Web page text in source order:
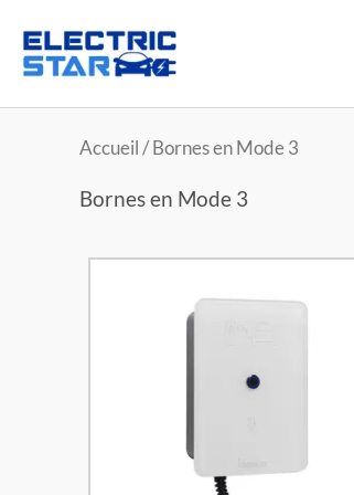
Accueil/ Bornes en Mode 3
Bornes en Mode 3